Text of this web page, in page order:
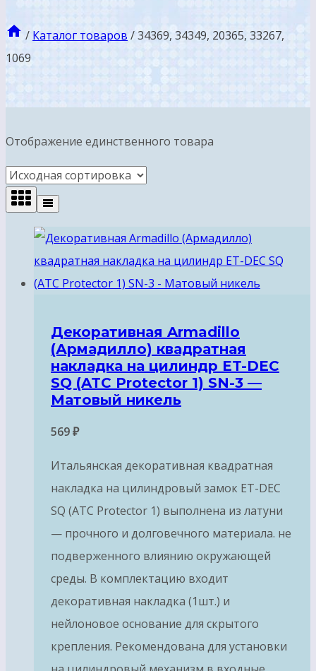
/ Каталог товаров /34369, 34349, 20365, 33267,
1069
Отображение единственного товара
Декоративная Armadillo
(Армадилло) квадратная
накладка на цилиндр ET-DEC
SQ (ATC Protector 1) SN-3 —
Матовый никель
569₽
Итальянская декоративная квадратная
накладка на цилиндровый замок ET-DEC
SQ (ATC Protector 1) выполнена из латуни
— прочного и долговечного материала. не
подверженного влиянию окружающей
среды. В комплектацию входит
декоративная накладка (1шт.) и
нейлоновое основание для скрытого
крепления. Рекомендована для установки